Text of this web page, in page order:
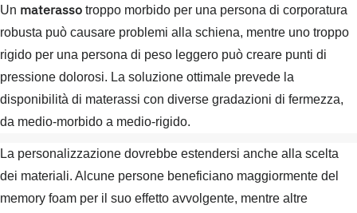
Un materasso troppo morbido per una persona di corporatura
robusta può causare problemi alla schiena, mentre uno troppo
rigido per una persona di peso leggero può creare punti di
pressione dolorosi. La soluzione ottimale prevede la
disponibilità di materassi con diverse gradazioni di fermezza,
da medio-morbido a medio-rigido.
La personalizzazione dovrebbe estendersi anche alla scelta
dei materiali. Alcune persone beneficiano maggiormente del
memory foam per il suo effetto avvolgente, mentre altre